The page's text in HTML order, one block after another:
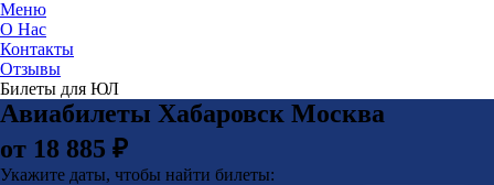
Меню
О Нас
Контакты
Отзывы
Билеты для ЮЛ
Авиабилеты Хабаровск Москва
от 18 885 ₽
Укажите даты, чтобы найти билеты: